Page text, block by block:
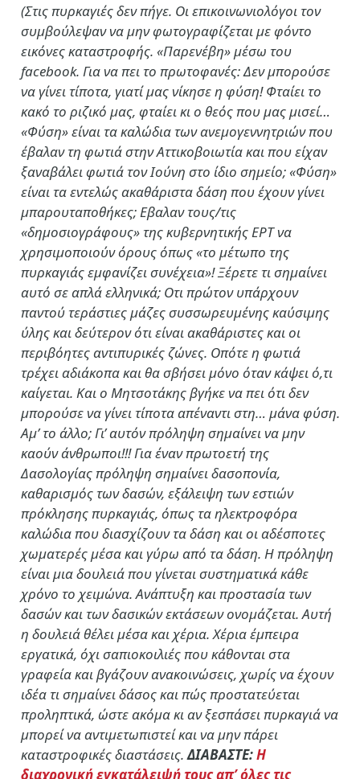
(Στις πυρκαγιές δεν πήγε. Οι επικοινωνιολόγοι τον
συμβούλεψαν να μην φωτογραφίζεται με φόντο
εικόνες καταστροφής. «Παρενέβη» μέσω του
facebook. Για να πει το πρωτοφανές: Δεν μπορούσε
να γίνει τίποτα, γιατί μας νίκησε η φύση! Φταίει το
κακό το ριζικό μας, φταίει κι ο θεός που μας μισεί…
«Φύση» είναι τα καλώδια των ανεμογεννητριών που
έβαλαν τη φωτιά στην Αττικοβοιωτία και που είχαν
ξαναβάλει φωτιά τον Ιούνη στο ίδιο σημείο; «Φύση»
είναι τα εντελώς ακαθάριστα δάση που έχουν γίνει
μπαρουταποθήκες; Εβαλαν τους/τις
«δημοσιογράφους» της κυβερνητικής ΕΡΤ να
χρησιμοποιούν όρους όπως «το μέτωπο της
πυρκαγιάς εμφανίζει συνέχεια»! Ξέρετε τι σημαίνει
αυτό σε απλά ελληνικά; Οτι πρώτον υπάρχουν
παντού τεράστιες μάζες συσσωρευμένης καύσιμης
ύλης και δεύτερον ότι είναι ακαθάριστες και οι
περιβόητες αντιπυρικές ζώνες. Οπότε η φωτιά
τρέχει αδιάκοπα και θα σβήσει μόνο όταν κάψει ό,τι
καίγεται. Και ο Μητσοτάκης βγήκε να πει ότι δεν
μπορούσε να γίνει τίποτα απέναντι στη… μάνα φύση.
Αμ’ το άλλο; Γι’ αυτόν πρόληψη σημαίνει να μην
καούν άνθρωποι!!! Για έναν πρωτοετή της
Δασολογίας πρόληψη σημαίνει δασοπονία,
καθαρισμός των δασών, εξάλειψη των εστιών
πρόκλησης πυρκαγιάς, όπως τα ηλεκτροφόρα
καλώδια που διασχίζουν τα δάση και οι αδέσποτες
χωματερές μέσα και γύρω από τα δάση. Η πρόληψη
είναι μια δουλειά που γίνεται συστηματικά κάθε
χρόνο το χειμώνα. Ανάπτυξη και προστασία των
δασών και των δασικών εκτάσεων ονομάζεται. Αυτή
η δουλειά θέλει μέσα και χέρια. Χέρια έμπειρα
εργατικά, όχι σαπιοκοιλιές που κάθονται στα
γραφεία και βγάζουν ανακοινώσεις, χωρίς να έχουν
ιδέα τι σημαίνει δάσος και πώς προστατεύεται
προληπτικά, ώστε ακόμα κι αν ξεσπάσει πυρκαγιά να
μπορεί να αντιμετωπιστεί και να μην πάρει
καταστροφικές διαστάσεις.ΔΙΑΒΑΣΤΕ:Η
διαχρονική εγκατάλειψή τους απ’ όλες τις